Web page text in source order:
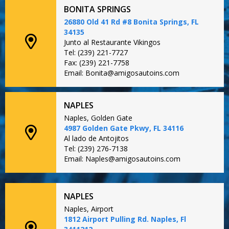
BONITA SPRINGS
26880 Old 41 Rd #8 Bonita Springs, FL
34135
Junto al Restaurante Vikingos
Tel: (239) 221-7727
Fax: (239) 221-7758
Email: Bonita@amigosautoins.com
NAPLES
Naples, Golden Gate
4987 Golden Gate Pkwy, FL 34116
Al lado de Antojitos
Tel: (239) 276-7138
Email: Naples@amigosautoins.com
NAPLES
Naples, Airport
1812 Airport Pulling Rd. Naples, Fl